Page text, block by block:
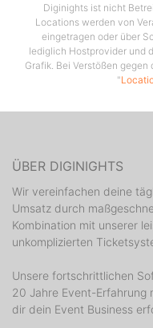
Diginights ist nicht
Locations werden von
eingetragen oder über
lediglich Hostprovider und
Grafik. Bei Verstößen
"
ÜBER DIGINIGHTS
Wir vereinfachen deine
Umsatz durch
Kombination mit unserer
unkomplizierten
Unsere fortschrittlichen
20 Jahre Event-Erfahrung
dir dein Event Business